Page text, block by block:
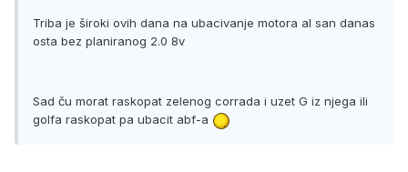
Triba je široki ovih dana na ubacivanje motora al san danas
osta bez planiranog 2.0 8v
Sad ču morat raskopat zelenog corrada i uzet G iz njega ili
golfa raskopat pa ubacit abf-a